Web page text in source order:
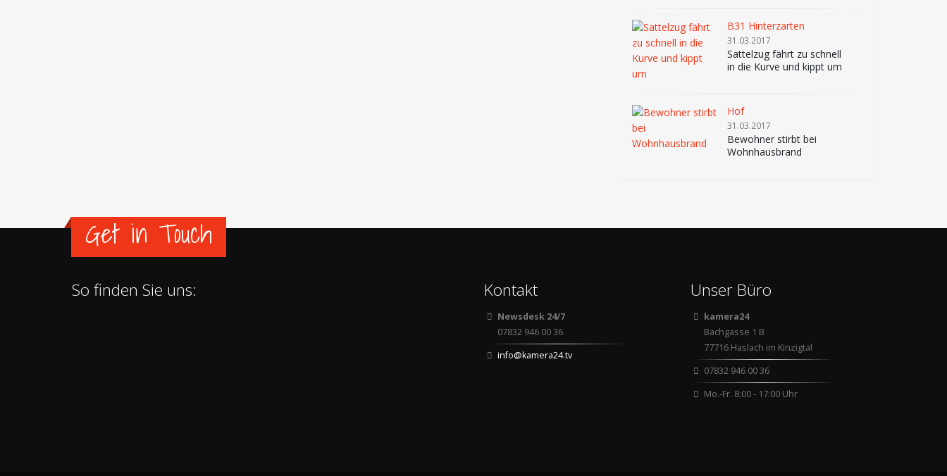
B31 Hinterzarten
31.03.2017
Sattelzug fährt zu schnell
in die Kurve und kippt um
Hof
31.03.2017
Bewohner stirbt bei
Wohnhausbrand
Get in Touch
So finden Sie uns: Kontakt
Newsdesk 24/7
07832 946 00 36
info@kamera24.tv
Unser Büro
kamera24
Bachgasse 1 B
77716 Haslach im Kinzigtal
07832 946 00 36
Mo.-Fr. 8:00 - 17:00 Uhr